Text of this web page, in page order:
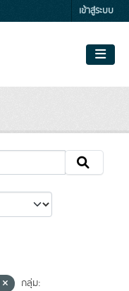
เข้าสู่ระบบ
กลุ่ม: